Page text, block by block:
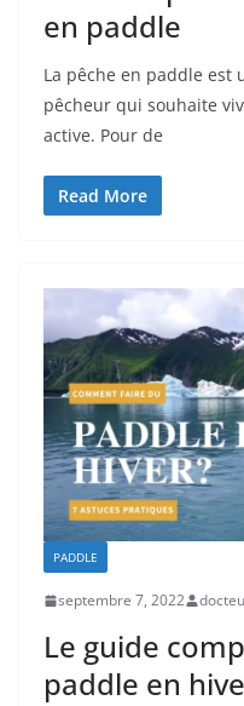
en paddle
La pêche en paddle est
pêcheur qui souhaite
active. Pour de
Read More
PADDLE
septembre 7, 2022
Le guide
paddle en